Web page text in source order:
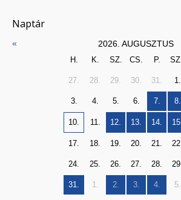
Naptár
« 2026. AUGUSZTUS
H. K. SZ. CS. P. SZ..
27. 28. 29. 30. 31. 1.
3. 4. 5. 6. 7. 8.
10. 11. 12. 13. 14. 15.
17. 18. 19. 20. 21. 22.
24. 25. 26. 27. 28. 29.
31. 1. 2. 3. 4. 5.